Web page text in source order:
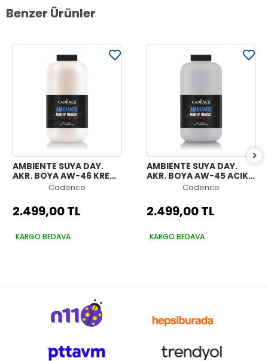
Benzer Ürünler
AMBIENTE SUYA DAY.
AKR. BOYA AW-46 KREM
2000ML + KATALİZÖR
Cadence
2.499,00 TL
KARGO BEDAVA
AMBIENTE SUYA DAY.
AKR. BOYA AW-45 AÇIK
GRİ 2000ML +
Cadence
2.499,00 TL
KARGO BEDAVA